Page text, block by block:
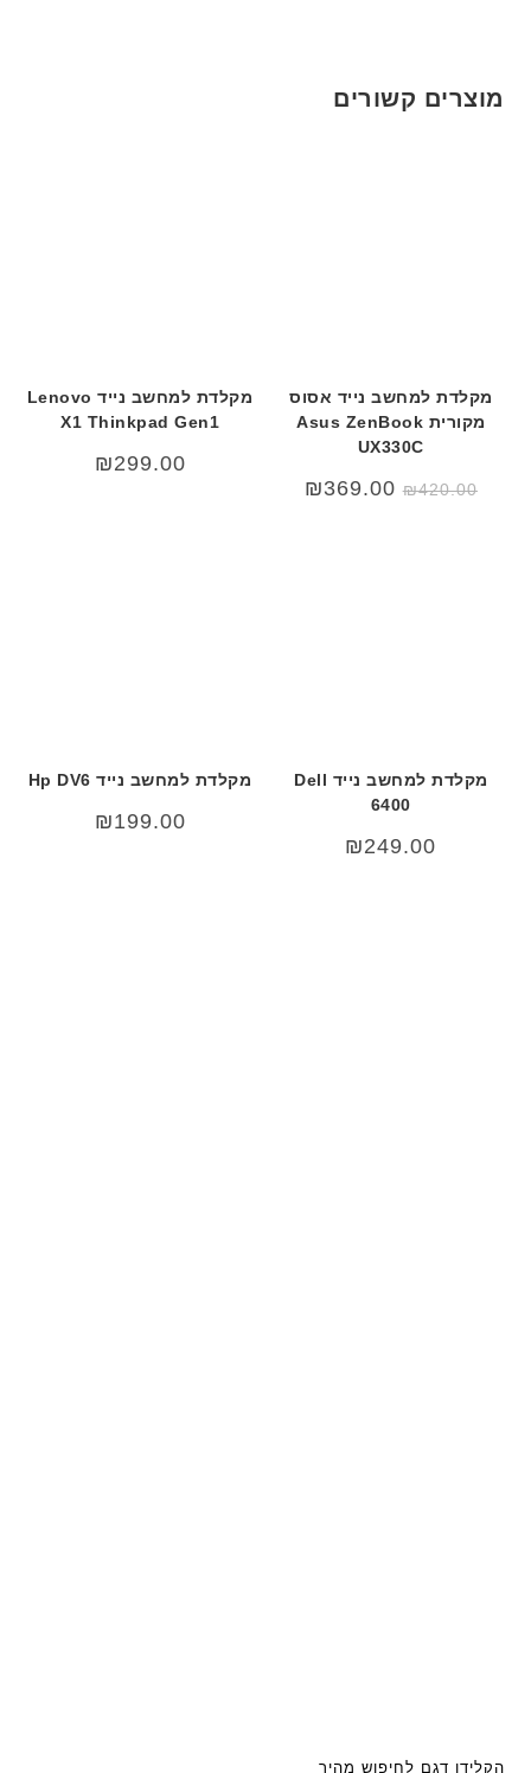
מוצרים קשורים
מקלדת למחשב נייד אסוס
מקורית Asus ZenBook
UX330C
₪420.00
המחיר
המקורי
₪369.00
מקלדת למחשב נייד Lenovo
X1 Thinkpad Gen1
₪299.00
מקלדת למחשב נייד Dell
6400
₪249.00
מקלדת למחשב נייד Hp DV6
₪199.00
הקלידו דגם לחיפוש מהיר